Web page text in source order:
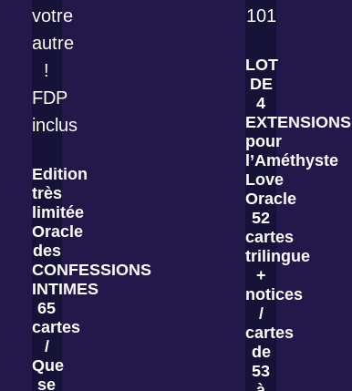
Edition
très
limitée
Oracle
des
CONFESSIONS
INTIMES
65
cartes
/
Que
se
LOT
DE
4
EXTENSIONS
pour
l’Améthyste
Love
Oracle
52
cartes
trilingue
+
notices
/
cartes
de
53